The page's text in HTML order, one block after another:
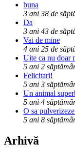
buna
3 ani 38 de
Da
3 ani 43 de
Vai de mine
4 ani 25 de
Uite ca nu doar
5 ani 2
Felicitari!
5 ani 3
Un animal
5 ani 4
O sa
5 ani 8
Arhivă